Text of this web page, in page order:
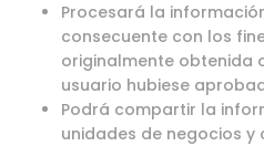
Procesará la
consecuente con los
originalmente obtenida
usuario hubiese
Podrá compartir la
unidades de negocios